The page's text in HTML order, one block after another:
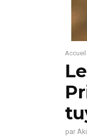
Accueil
par